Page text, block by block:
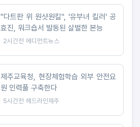
"다트판 위 원샷원킬", '유부녀 킬러' 공
효진, 워크숍서 발동된 살벌한 본능
2시간전 메디먼트뉴스
제주교육청, 현장체험학습 외부 안전요
원 인력풀 구축한다
5시간전 헤드라인제주